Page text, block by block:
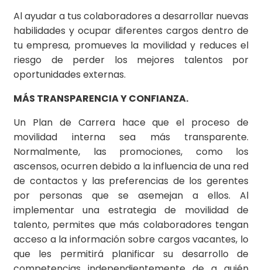
Al ayudar a tus colaboradores a desarrollar nuevas
habilidades y ocupar diferentes cargos dentro de
tu empresa, promueves la movilidad y reduces el
riesgo de perder los mejores talentos por
oportunidades externas.
MÁS TRANSPARENCIA Y CONFIANZA.
Un Plan de Carrera hace que el proceso de
movilidad interna sea más transparente.
Normalmente, las promociones, como los
ascensos, ocurren debido a la influencia de una red
de contactos y las preferencias de los gerentes
por personas que se asemejan a ellos. Al
implementar una estrategia de movilidad de
talento, permites que más colaboradores tengan
acceso a la información sobre cargos vacantes, lo
que les permitirá planificar su desarrollo de